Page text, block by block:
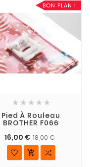
BON PLAN !
    
Pied À Rouleau
BROTHER F066
16,00 € 18,00 €
